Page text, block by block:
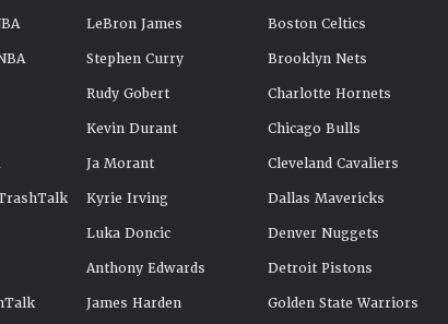
LeBron James
Stephen Curry
Rudy Gobert
Kevin Durant
Ja Morant
Kyrie Irving
Luka Doncic
Anthony Edwards
James Harden
Boston Celtics
Brooklyn Nets
Charlotte Hornets
Chicago Bulls
Cleveland Cavaliers
Dallas Mavericks
Denver Nuggets
Detroit Pistons
Golden State Warriors